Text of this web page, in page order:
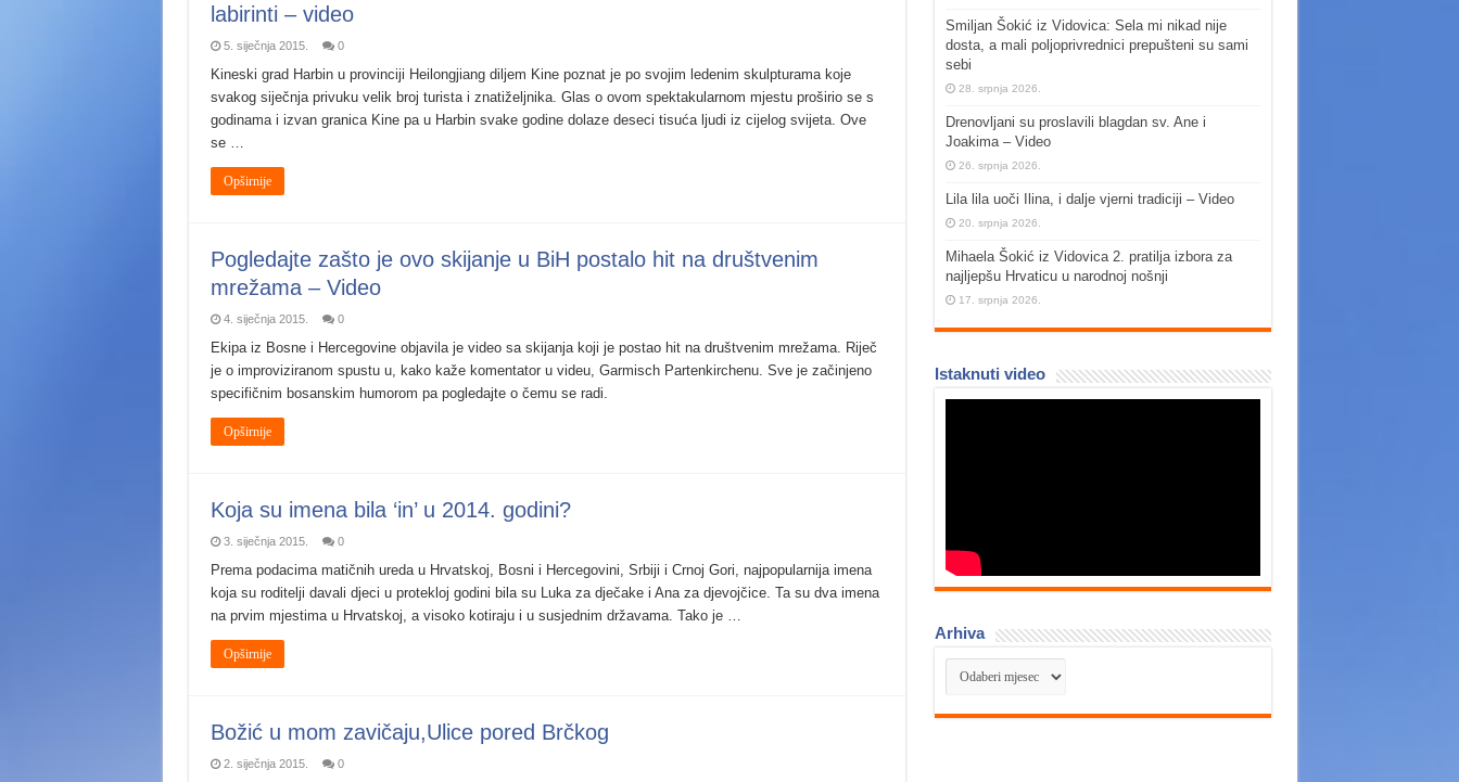
labirinti – video
5. siječnja 2015. 0
Kineski grad Harbin u provinciji Heilongjiang diljem Kine poznat je po svojim ledenim skulpturama koje
svakog siječnja privuku velik broj turista i znatiželjnika. Glas o ovom spektakularnom mjestu proširio se s
godinama i izvan granica Kine pa u Harbin svake godine dolaze deseci tisuća ljudi iz cijelog svijeta. Ove
se …
Opširnije
Pogledajte zašto je ovo skijanje u BiH postalo hit na društvenim
mrežama – Video
4. siječnja 2015. 0
Ekipa iz Bosne i Hercegovine objavila je video sa skijanja koji je postao hit na društvenim mrežama. Riječ
je o improviziranom spustu u, kako kaže komentator u videu, Garmisch Partenkirchenu. Sve je začinjeno
specifičnim bosanskim humorom pa pogledajte o čemu se radi.
Opširnije
Koja su imena bila ‘in’ u 2014. godini?
3. siječnja 2015. 0
Prema podacima matičnih ureda u Hrvatskoj, Bosni i Hercegovini, Srbiji i Crnoj Gori, najpopularnija imena
koja su roditelji davali djeci u protekloj godini bila su Luka za dječake i Ana za djevojčice. Ta su dva imena
na prvim mjestima u Hrvatskoj, a visoko kotiraju i u susjednim državama. Tako je …
Opširnije
Božić u mom zavičaju,Ulice pored Brčkog
2. siječnja 2015. 0
Smiljan Šokić iz Vidovica: Sela mi nikad nije
dosta, a mali poljoprivrednici prepušteni su sami
sebi
28. srpnja 2026.
Drenovljani su proslavili blagdan sv. Ane i
Joakima – Video
26. srpnja 2026.
Lila lila uoči Ilina, i dalje vjerni tradiciji – Video
20. srpnja 2026.
Mihaela Šokić iz Vidovica 2. pratilja izbora za
najljepšu Hrvaticu u narodnoj nošnji
17. srpnja 2026.
Istaknuti video
Arhiva
Arhiva